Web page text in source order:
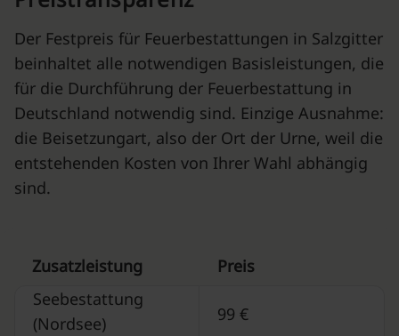
Der Festpreis für Feuerbestattungen in Salzgitter
beinhaltet alle notwendigen Basisleistungen, die
für die Durchführung der Feuerbestattung in
Deutschland notwendig sind. Einzige Ausnahme:
die Beisetzungart, also der Ort der Urne, weil die
entstehenden Kosten von Ihrer Wahl abhängig
sind.
Zusatzleistung
Preis
Seebestattung
(Nordsee)
99 €